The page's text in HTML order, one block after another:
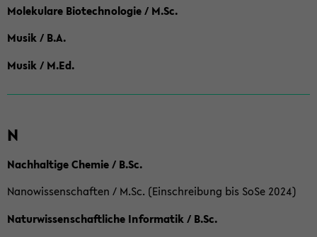
Molekulare Biotechnologie / M.Sc.
Musik / B.A.
Musik / M.Ed.
N
Nachhaltige Chemie / B.Sc.
Nanowissenschaften / M.Sc. (Einschreibung bis SoSe 2024)
Naturwissenschaftliche Informatik / B.Sc.